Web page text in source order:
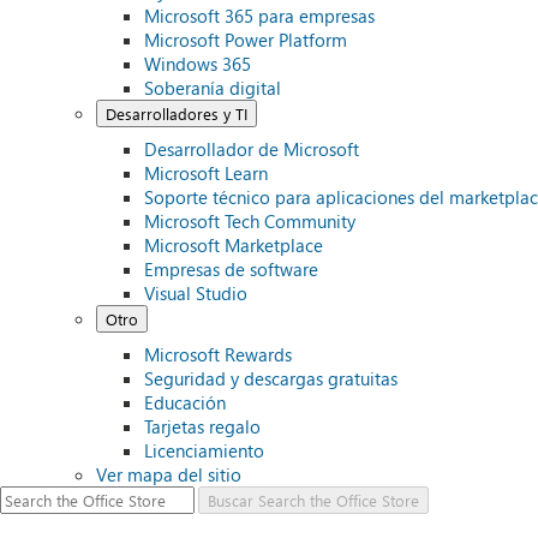
Microsoft 365 para empresas
Microsoft Power Platform
Windows 365
Soberanía digital
Desarrolladores y TI
Desarrollador de Microsoft
Microsoft Learn
Soporte técnico para aplicaciones del
Microsoft Tech Community
Microsoft Marketplace
Empresas de software
Visual Studio
Otro
Microsoft Rewards
Seguridad y descargas gratuitas
Educación
Tarjetas regalo
Licenciamiento
Ver mapa del sitio
Buscar Search the Office Store